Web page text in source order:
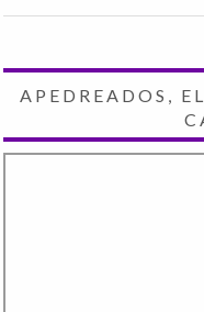
APEDREADOS,